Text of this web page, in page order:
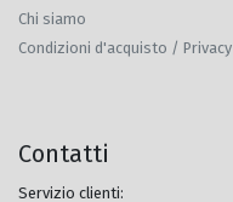
Chi siamo
Condizioni d'acquisto / Privacy
Contatti
Servizio clienti: